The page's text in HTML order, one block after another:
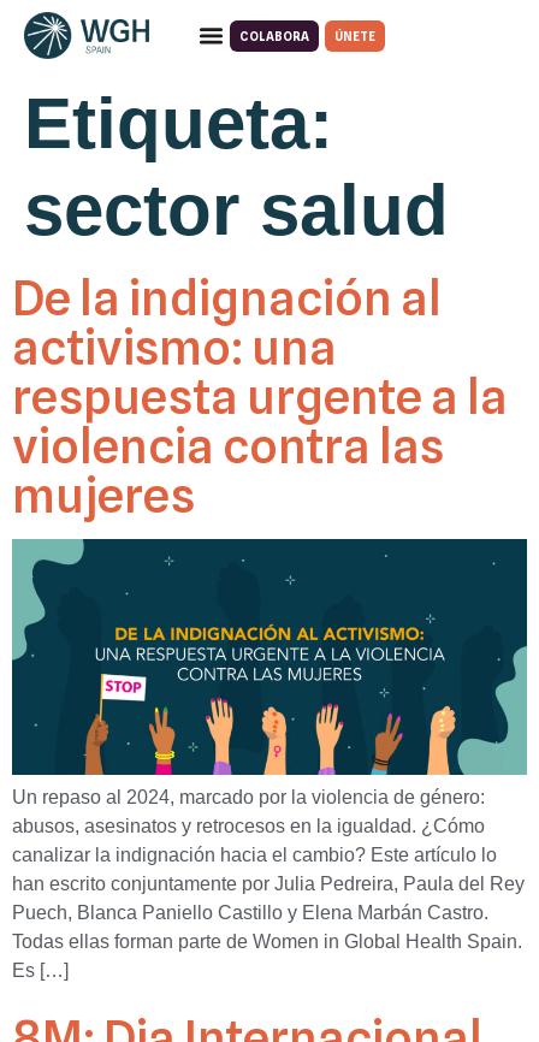
COLABORA ÚNETE
Etiqueta:
sector salud
De la indignación al
activismo: una
respuesta urgente a la
violencia contra las
mujeres
Un repaso al 2024, marcado por la violencia de género:
abusos, asesinatos y retrocesos en la igualdad. ¿Cómo
canalizar la indignación hacia el cambio? Este artículo lo
han escrito conjuntamente por Julia Pedreira, Paula del Rey
Puech, Blanca Paniello Castillo y Elena Marbán Castro.
Todas ellas forman parte de Women in Global Health Spain.
Es […]